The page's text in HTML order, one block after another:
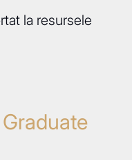
la resursele